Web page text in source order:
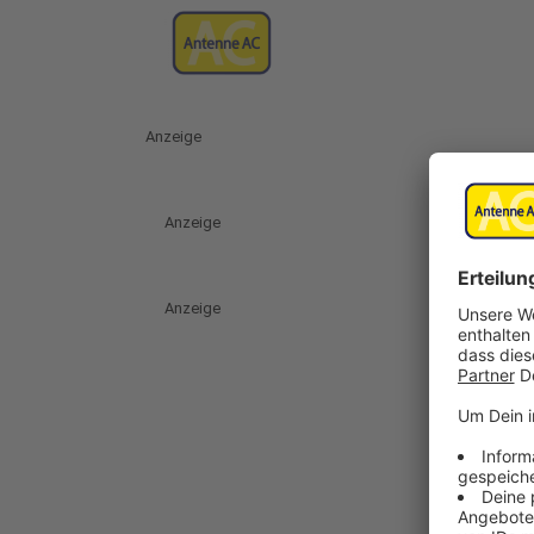
Anzeige
Anzeige
Anzeige